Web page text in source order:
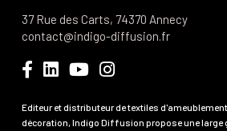
37 Rue des Carts, 74370 Annecy
contact@indigo-diffusion.fr
Editeur et distributeur de textiles
décoration, Indigo Diffusion propose une large